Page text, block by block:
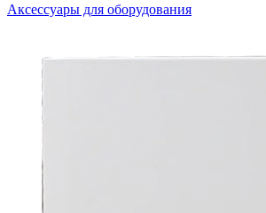
Аксессуары для оборудования